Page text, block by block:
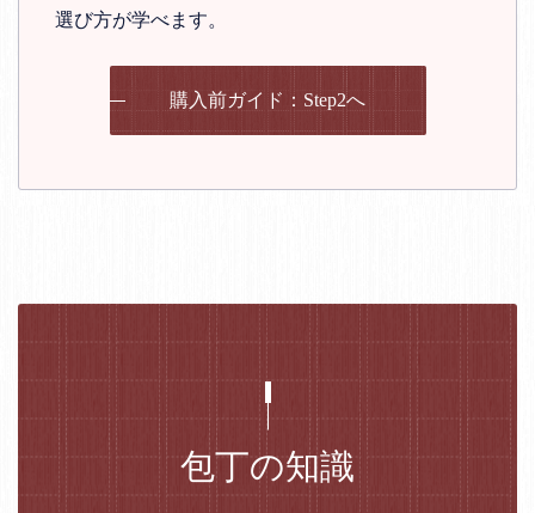
選び方が学べます。
購入前ガイド：Step2へ
包丁の知識